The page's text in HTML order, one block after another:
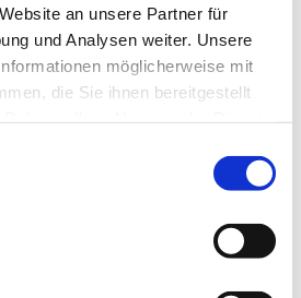
an unsere Partner für
und Analysen weiter. Unsere
möglicherweise mit
die Sie ihnen bereitgestellt